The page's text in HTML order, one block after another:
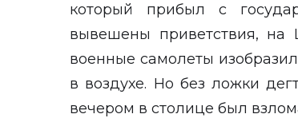
который прибыл с
вывешены приветствия, на
военные самолеты
в воздухе. Но без ложки
вечером в столице был